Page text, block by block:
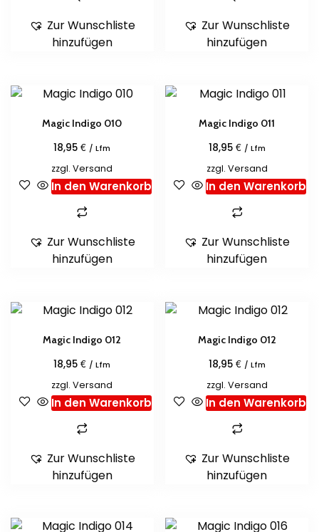
Zur Wunschliste
hinzufügen
Zur Wunschliste
hinzufügen
Magic Indigo 010
18,95€ / Lfm
zzgl.Versand
In den Warenkorb
Zur Wunschliste
hinzufügen
Magic Indigo 011
18,95 € / Lfm
zzgl. Versand
In den Warenkorb
Zur Wunschliste
hinzufügen
Magic Indigo 012
18,95€ / Lfm
zzgl.Versand
In den Warenkorb
Zur Wunschliste
hinzufügen
Magic Indigo 012
18,95 € / Lfm
zzgl. Versand
In den Warenkorb
Zur Wunschliste
hinzufügen